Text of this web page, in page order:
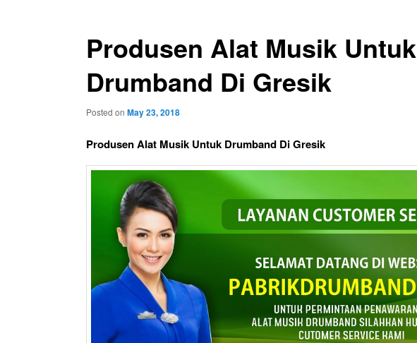
Produsen Alat Musik Untuk
Drumband Di Gresik
Posted on May 23, 2018
Produsen Alat Musik Untuk Drumband Di Gresik